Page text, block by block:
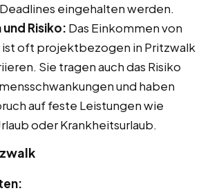
eingehalten werden.
Risiko: Das Einkommen von
ist oft projektbezogen in Pritzwalk
Sie tragen auch das Risiko
und haben
auf feste Leistungen wie
oder Krankheitsurlaub.